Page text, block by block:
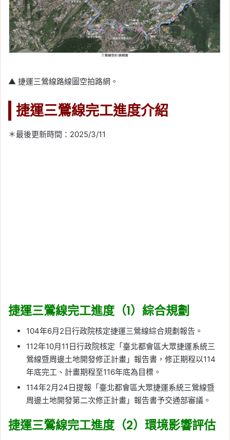
▲ 捷運三鶯線路線圖空拍路網。
捷運三鶯線完工進度介紹
＊最後更新時間：2025/3/11
捷運三鶯線完工進度（1）綜合規劃
104年6月2日行政院核定捷運三鶯線綜合規劃報告。
112年10月11日行政院核定「臺北都會區大眾捷運系統三
鶯線暨周邊土地開發修正計畫」報告書，修正期程以114
年底完工、計畫期程至116年底為目標。
114年2月24日提報「臺北都會區大眾捷運系統三鶯線暨
周邊土地開發第二次修正計畫」報告書予交通部審議。
捷運三鶯線完工進度（2）環境影響評估